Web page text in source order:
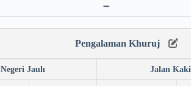
➖
Pengalaman Khuruj
Negeri Jauh Jalan Kaki